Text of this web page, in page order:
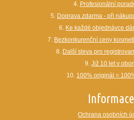
4. Profesionální
5. Doprava zdarma - při
6. Ke každé objednávce
7. Bezkonkurenční ceny
8. Další sleva pro
9.Již 10 let v
10. 100% originál =
Informace
Ochrana osobních